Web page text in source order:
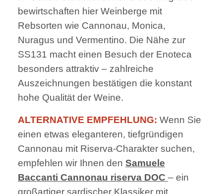
bewirtschaften hier Weinberge mit
Rebsorten wie Cannonau, Monica,
Nuragus und Vermentino. Die Nähe zur
SS131 macht einen Besuch der Enoteca
besonders attraktiv – zahlreiche
Auszeichnungen bestätigen die konstant
hohe Qualität der Weine.
ALTERNATIVE EMPFEHLUNG: Wenn Sie
einen etwas eleganteren, tiefgründigen
Cannonau mit Riserva-Charakter suchen,
empfehlen wir Ihnen den Samuele
Baccanti Cannonau riserva DOC – ein
großartiger sardischer Klassiker mit